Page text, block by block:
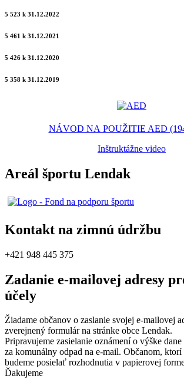
5 523 k 31.12.2022
5 461 k 31.12.2021
5 426 k 31.12.2020
5 358 k 31.12.2019
NÁVOD NA POUŽITIE AED
Inštruktážne video
Areál športu Lendak
Kontakt na zimnú údržbu
+421 948 445 375
Zadanie e-mailovej adresy
účely
Žiadame občanov o zaslanie svojej e-mailovej
zverejnený formulár na stránke obce Lendak.
Pripravujeme zasielanie oznámení o výške
za komunálny odpad na e-mail. Občanom,
budeme posielať rozhodnutia v papierovej
Ďakujeme